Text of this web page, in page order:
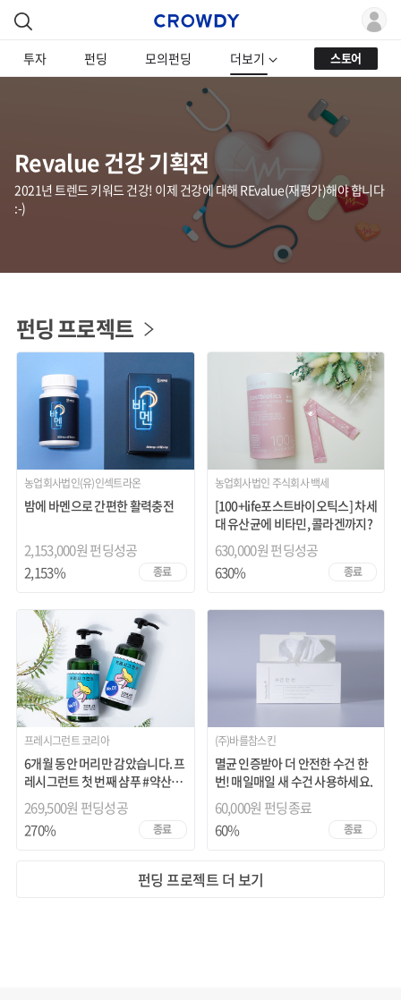
투자 펀딩 모의펀딩 더보기 스토어
Revalue 건강 기획전
2021년 트렌드 키워드 건강! 이제 건강에 대해 REvalue(재평가)해야 합니다
:-)
펀딩 프로젝트
농업회사법인(유)인섹트라온
밤에 바멘으로 간편한 활력충전
2,153,000원 펀딩성공
종료
2,153%
농업회사법인 주식회사 백세
[100+life포스트바이오틱스] 차세
대 유산균에 비타민, 콜라겐까지?
630,000원 펀딩성공
종료
630%
프레시그런트 코리아
6개월 동안 머리만 감았습니다. 프
레시그런트 첫 번째 샴푸 #약산성
샴푸
269,500원 펀딩성공
종료
270%
(주)바를참스킨
멸균 인증받아 더 안전한 수건 한
번! 매일매일 새 수건 사용하세요.
60,000원 펀딩종료
종료
60%
펀딩 프로젝트 더 보기